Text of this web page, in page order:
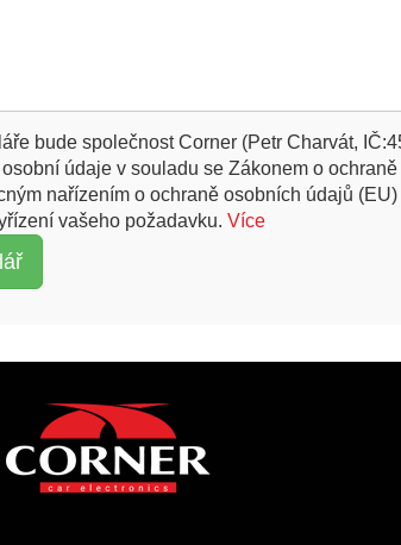
bude společnost Corner (Petr Charvát,
údaje v souladu se Zákonem o
nařízením o ochraně osobních údajů
vašeho požadavku. Více